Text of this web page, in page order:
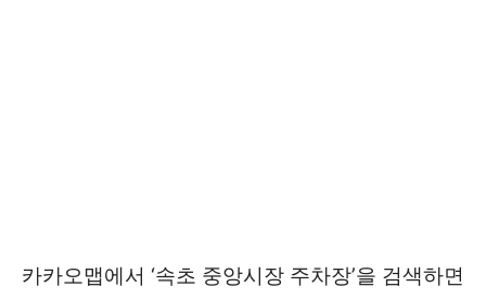
카카오맵에서 ‘속초 중앙시장 주차장’을 검색하면